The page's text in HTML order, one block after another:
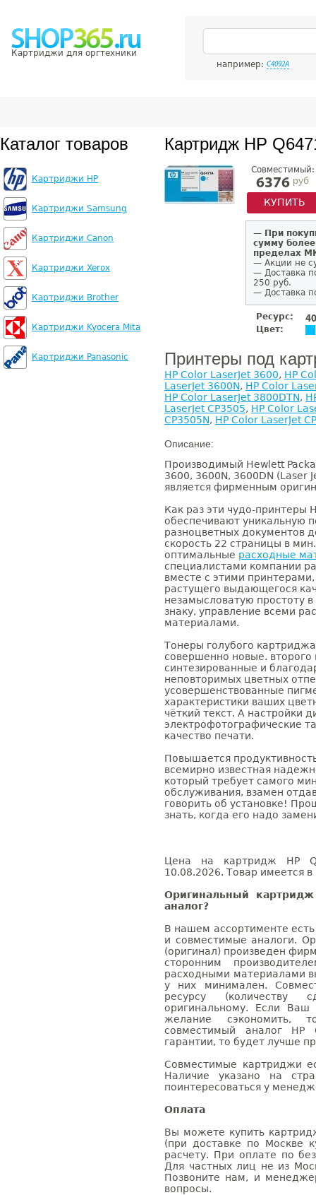
Картриджи для оргтехники
например: C4092A
Каталог товаров
Картриджи HP
Картриджи Samsung
Картриджи Canon
Картриджи Xerox
Картриджи Brother
Картриджи Kyocera Mita
Картриджи Panasonic
Картридж HP
Совместимый:
6376 руб
КУПИТЬ
— При
сумму
пределах
— Акции не
— Доставка
250 руб.
— Доставка
Ресурс:
Цвет:
Принтеры под
HP Color LaserJet 3600, HP
LaserJet 3600N, HP Color
HP Color LaserJet 3800DTN,
LaserJet CP3505, HP Color
CP3505N, HP Color LaserJet
Описание:
Производимый Hewlett
3600, 3600N, 3600DN (Laser
является фирменным
Как раз эти чудо-принтеры
обеспечивают уникальную
разноцветных документов
скорость 22 страницы в
оптимальные расходные
специалистами компании
вместе с этими
растущего выдающегося
незамысловатую простоту
знаку, управление всеми
материалами.
Тонеры голубого
совершенно новые. второго
синтезированные и
неповторимых цветных
усовершенствованные
характеристики ваших
чёткий текст. А настройки
электрофотографические
качество печати.
Повышается
всемирно известная
который требует самого
обслуживания, взамен
говорить об установке!
знать, когда его надо
Цена на картридж HP
10.08.2026. Товар имеется в
Оригинальный
аналог?
В нашем ассортименте
и совместимые аналоги.
(оригинал) произведен
сторонним
расходными материалами
у них минимален.
ресурсу (количеству
оригинальному. Если
желание сэкономить,
совместимый аналог
гарантии, то будет лучше
Совместимые картриджи
Наличие указано на
поинтересоваться у
Оплата
Вы можете купить
(при доставке по Москве
расчету. При оплате по
Для частных лиц не из
Позвоните нам, и
вопросы.